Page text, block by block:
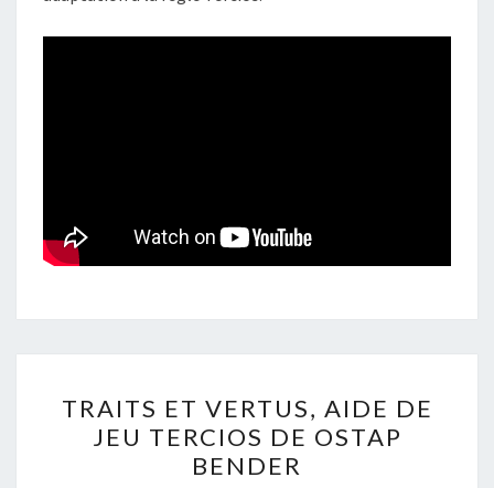
ET
VERTUS,
AIDE
TRAITS ET VERTUS, AIDE DE
JEU TERCIOS DE OSTAP
BENDER